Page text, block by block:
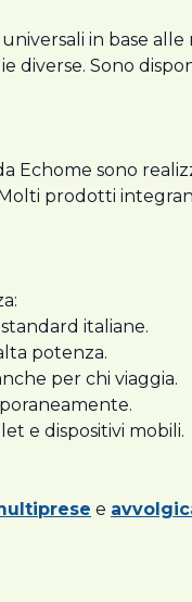
in base
Sono
Echome sono
prodotti
italiane.
potenza.
per chi viaggia.
e dispositivi mobili.
e